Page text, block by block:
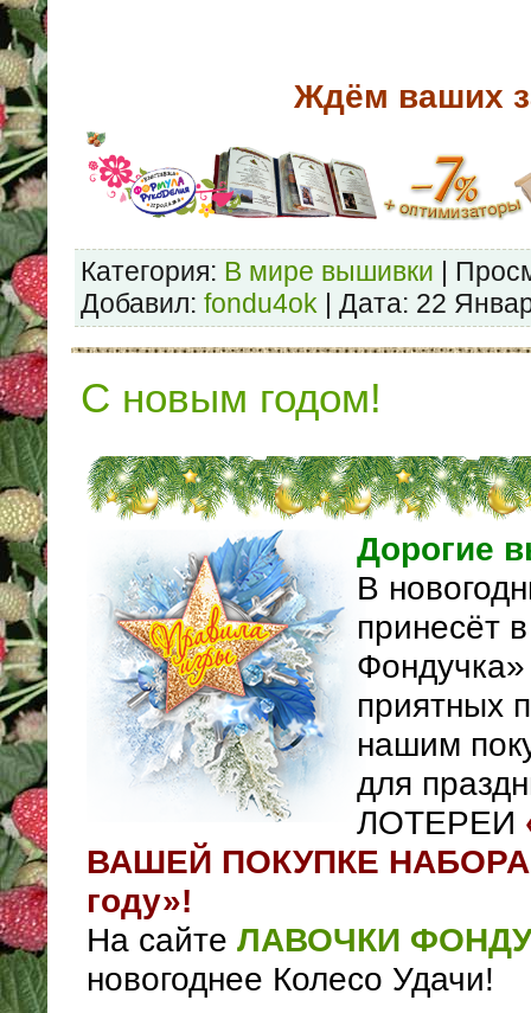
Ждём ваших
Категория: В мире вышивки |
Добавил: fondu4ok | Дата: 22
С новым годом!
Дорогие
В
принесёт
приятных
нашим
для
ЛОТЕРЕИ
ВАШЕЙ ПОКУПКЕ НАБОРА
году»!
На сайте ЛАВОЧКИ
новогоднее Колесо Удачи!